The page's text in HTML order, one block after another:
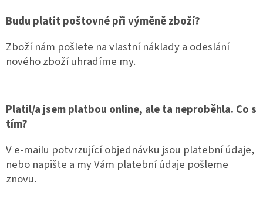
Budu platit poštovné při výměně zboží?
Zboží nám pošlete na vlastní náklady a odeslání
nového zboží uhradíme my.
Platil/a jsem platbou online, ale ta neproběhla. Co s
tím?
V e-mailu potvrzující objednávku jsou platební údaje,
nebo napište a my Vám platební údaje pošleme
znovu.